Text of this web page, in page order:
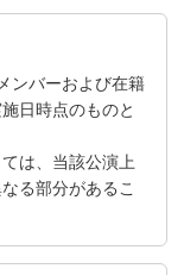
ンバーおよび在籍
日時点のものと
は、当該公演上
る部分があるこ